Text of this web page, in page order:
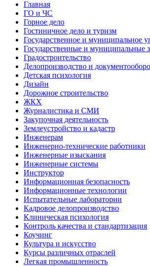
Главная
ГО и ЧС
Горное дело
Гостиничное дело и туризм
Государственное и муниципальное
Государственные и муниципальные
Градостроительство
Делопроизводство и
Детская психология
Дизайн
Дорожное строительство
ЖКХ
Журналистика и СМИ
Закупочная деятельность
Землеустройство и кадастр
Инженерам
Инженерно-технические работники
Инженерные изыскания
Инженерные системы
Инструктор
Информационная безопасность
Информационные технологии
Испытательные лаборатории
Кадровое делопроизводство
Клиническая психология
Контроль качества и стандартизация
Коучинг
Культура и искусство
Курсы различных отраслей
Легкая промышленность